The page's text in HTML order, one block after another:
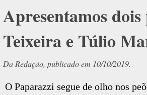
Apresentamos dois
Teixeira e Túlio
Da Redação, publicado em 10/10/2019.
O Paparazzi segue de olho nos